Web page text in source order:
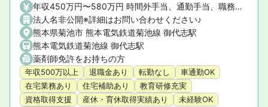
年収450万円〜580万円 時間外手当、通勤手当、職務手当、住宅手当（社宅含）、家族手当
法人名非公開※詳細はお問い合わせください♪
熊本県菊池市 熊本電気鉄道菊池線 御代志駅
熊本電気鉄道菊池線 御代志駅
薬剤師免許をお持ちの方
年収500万以上 退職金あり 転勤なし
車通勤OK
在宅業務あり
住宅補助あり
教育研修充実
資格取得支援
産休・育休取得実績あり
未経験OK